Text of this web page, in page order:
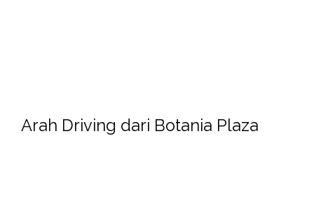
Arah Driving dari Botania Plaza